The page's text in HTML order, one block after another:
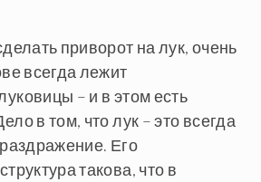
приворот на лук, очень
всегда лежит
– и в этом есть
в том, что лук – это всегда
Его
такова, что в